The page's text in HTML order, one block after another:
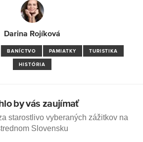
Darina Rojíková
BANÍCTVO PAMIATKY TURISTIKA
HISTÓRIA
by vás zaujímať
starostlivo vyberaných zážitkov na
Slovensku